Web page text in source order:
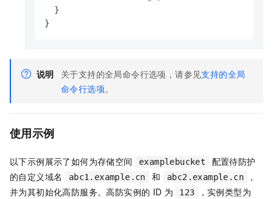
}
}
说明 关于支持的全局命令行选项，请参见支持的全局
命令行选项。
使用示例
以下示例展示了如何为存储空间 examplebucket
配置待防护
的自定义域名
abc1.example.cn 和 abc2.example.cn
，
并为其初始化高防服务。高防实例的 ID 为 123 ，实例类型为